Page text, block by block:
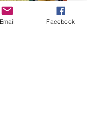
Email Facebook